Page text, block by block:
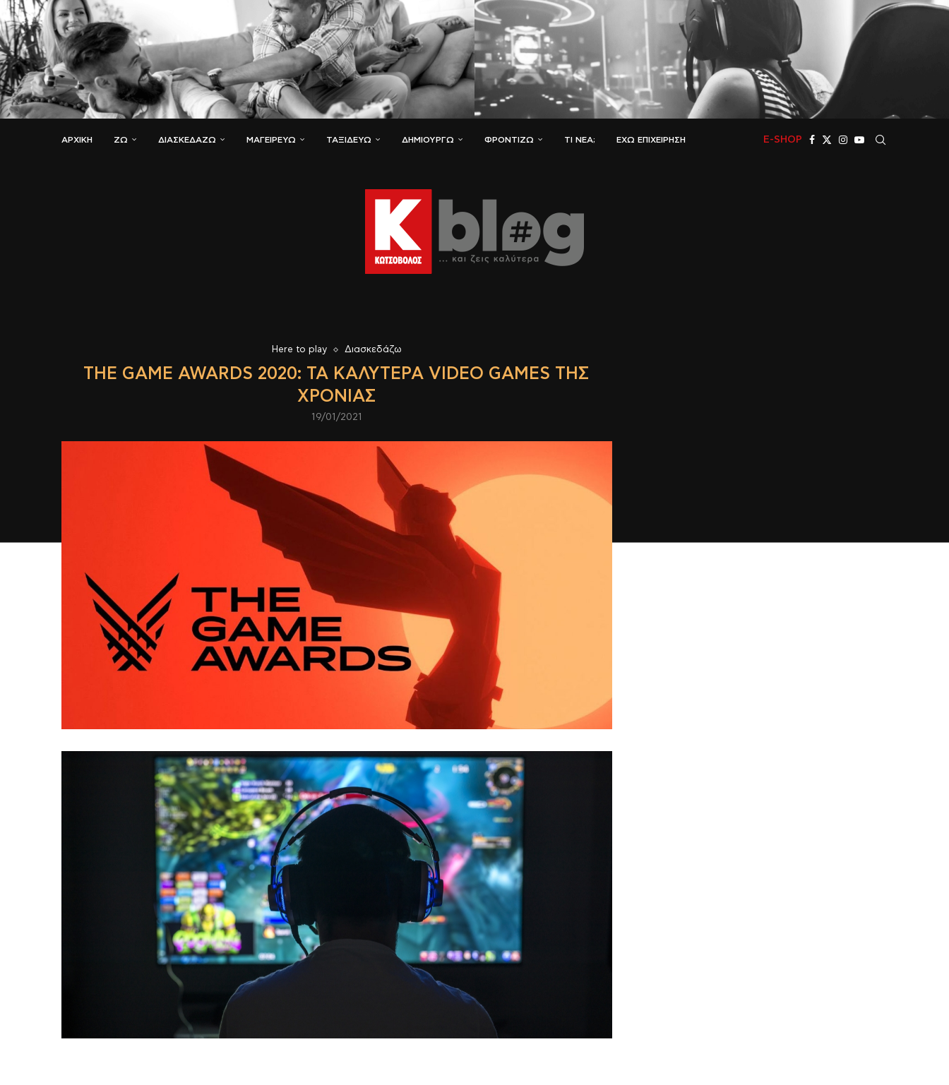
ΑΡΧΙΚΗ ΖΏ ΔΙΑΣΚΕΔΆΖΩ ΜΑΓΕΙΡΕΎΩ ΤΑΞΙΔΕΎΩ ΔΗΜΙΟΥΡΓΏ ΦΡΟΝΤΊΖΩ ΤΙ ΝΈΑ; ΈΧΩ ΕΠΙΧΕΊΡΗΣΗ E-SHOP
Here to play Διασκεδάζω
THE GAME AWARDS 2020: ΤΑ ΚΑΛΎΤΕΡΑ VIDEO GAMES ΤΗΣ
ΧΡΟΝΙΆΣ
19/01/2021